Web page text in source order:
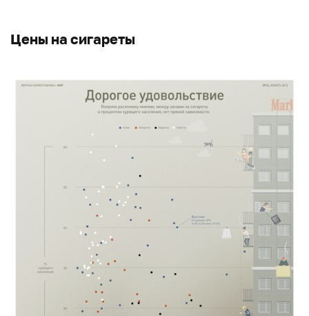
Цены на сигареты